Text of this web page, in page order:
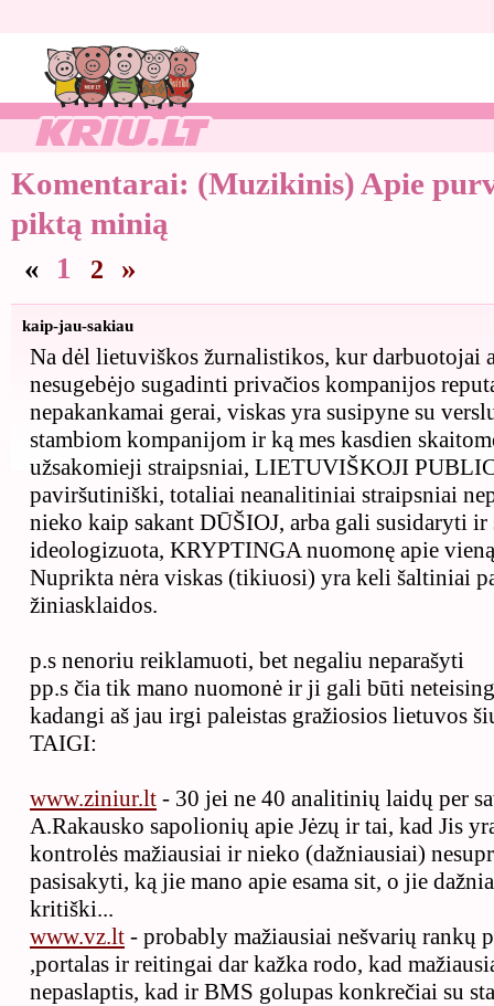
Komentarai: (Muzikinis) Apie
piktą minią
« 1 2 »
kaip-jau-sakiau
Na dėl lietuviškos žurnalistikos, kur darbuotojai
nesugebėjo sugadinti privačios kompanijos
nepakankamai gerai, viskas yra susipyne su
stambiom kompanijom ir ką mes kasdien
užsakomieji straipsniai, LIETUVIŠKOJI
paviršutiniški, totaliai neanalitiniai straipsniai
nieko kaip sakant DŪŠIOJ, arba gali susidaryti ir
ideologizuota, KRYPTINGA nuomonę apie
Nuprikta nėra viskas (tikiuosi) yra keli šaltiniai
žiniasklaidos.
p.s nenoriu reiklamuoti, bet negaliu neparašyti
pp.s čia tik mano nuomonė ir ji gali būti
kadangi aš jau irgi paleistas gražiosios lietuvos
TAIGI:
www.ziniur.lt - 30 jei ne 40 analitinių laidų per
A.Rakausko sapolionių apie Jėzų ir tai, kad Jis
kontrolės mažiausiai ir nieko (dažniausiai)
pasisakyti, ką jie mano apie esama sit, o jie
kritiški...
www.vz.lt - probably mažiausiai nešvarių rankų
,portalas ir reitingai dar kažka rodo, kad
nepaslaptis, kad ir BMS golupas konkrečiai su